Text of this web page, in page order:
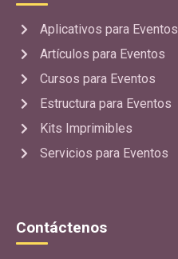
Aplicativos para Eventos
Artículos para Eventos
Cursos para Eventos
Estructura para Eventos
Kits Imprimibles
Servicios para Eventos
Contáctenos